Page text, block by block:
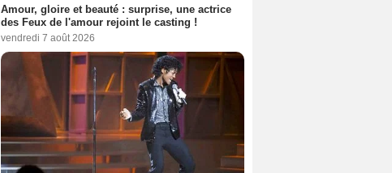
Amour, gloire et beauté : surprise, une actrice
des Feux de l'amour rejoint le casting !
vendredi 7 août 2026